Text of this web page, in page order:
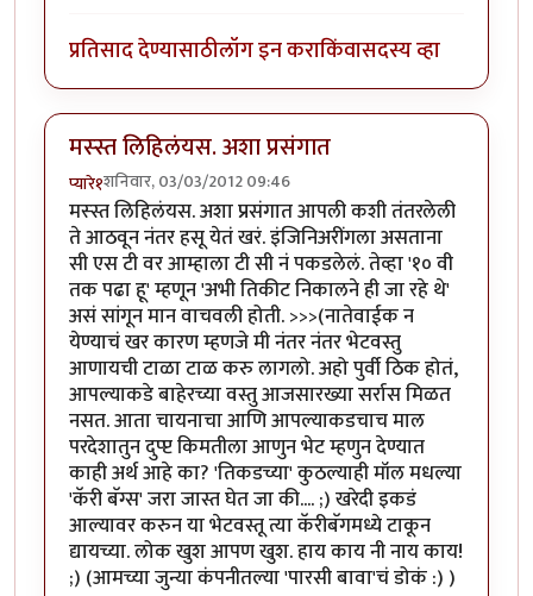
प्रतिसाद देण्यासाठीलॉग इन कराकिंवासदस्य व्हा
मस्स्त लिहिलंयस. अशा प्रसंगात
प्यारे१शनिवार, 03/03/2012 09:46
मस्स्त लिहिलंयस. अशा प्रसंगात आपली कशी तंतरलेली
ते आठवून नंतर हसू येतं खरं. इंजिनिअरींगला असताना
सी एस टी वर आम्हाला टी सी नं पकडलेलं. तेव्हा '१० वी
तक पढा हू' म्हणून 'अभी तिकीट निकालने ही जा रहे थे'
असं सांगून मान वाचवली होती. >>>(नातेवाईक न
येण्याचं खर कारण म्हणजे मी नंतर नंतर भेटवस्तु
आणायची टाळा टाळ करु लागलो. अहो पुर्वी ठिक होतं,
आपल्याकडे बाहेरच्या वस्तु आजसारख्या सर्रास मिळत
नसत. आता चायनाचा आणि आपल्याकडचाच माल
परदेशातुन दुप्प्ट किमतीला आणुन भेट म्हणुन देण्यात
काही अर्थ आहे का? 'तिकडच्या' कुठल्याही मॉल मधल्या
'कॅरी बॅग्स' जरा जास्त घेत जा की.... ;) खरेदी इकडं
आल्यावर करुन या भेटवस्तू त्या कॅरीबॅगमध्ये टाकून
द्यायच्या. लोक खुश आपण खुश. हाय काय नी नाय काय!
;) (आमच्या जुन्या कंपनीतल्या 'पारसी बावा'चं डोकं :) )